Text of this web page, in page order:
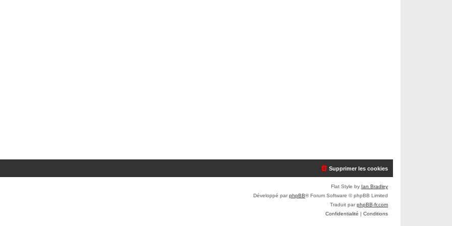
Supprimer les cookies
Flat Style by Ian Bradley
Développé parphpBB® Forum Software © phpBB Limited
Traduit parphpBB-fr.com
Confidentialité | Conditions